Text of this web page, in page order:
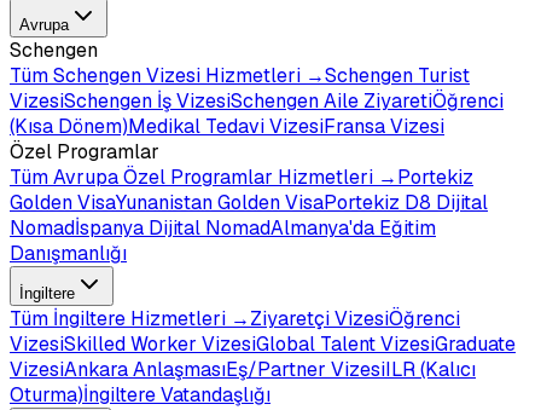
Avrupa
Schengen
TümSchengen Vizesi Hizmetleri →Schengen Turist
VizesiSchengen İş VizesiSchengen Aile ZiyaretiÖğrenci
(Kısa Dönem)Medikal Tedavi VizesiFransa Vizesi
Özel Programlar
TümAvrupa Özel Programlar Hizmetleri →Portekiz
Golden VisaYunanistan Golden VisaPortekiz D8 Dijital
Nomadİspanya Dijital NomadAlmanya'da Eğitim
Danışmanlığı
İngiltere
Tüm İngiltere Hizmetleri →Ziyaretçi VizesiÖğrenci
VizesiSkilled Worker VizesiGlobal Talent VizesiGraduate
VizesiAnkara AnlaşmasıEş/Partner VizesiILR (Kalıcı
Oturma)İngiltere Vatandaşlığı